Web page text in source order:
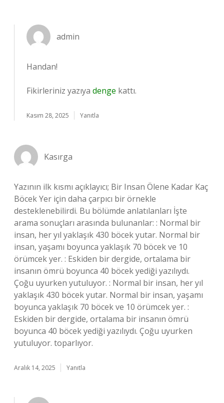
admin
Handan!
Fikirleriniz yazıya denge kattı.
Kasım 28, 2025 Yanıtla
Kasırga
Yazının ilk kısmı açıklayıcı; Bir Insan Ölene Kadar Kaç
Böcek Yer için daha çarpıcı bir örnekle
desteklenebilirdi. Bu bölümde anlatılanları İşte
arama sonuçları arasında bulunanlar: : Normal bir
insan, her yıl yaklaşık 430 böcek yutar. Normal bir
insan, yaşamı boyunca yaklaşık 70 böcek ve 10
örümcek yer. : Eskiden bir dergide, ortalama bir
insanın ömrü boyunca 40 böcek yediği yazılıydı.
Çoğu uyurken yutuluyor. : Normal bir insan, her yıl
yaklaşık 430 böcek yutar. Normal bir insan, yaşamı
boyunca yaklaşık 70 böcek ve 10 örümcek yer. :
Eskiden bir dergide, ortalama bir insanın ömrü
boyunca 40 böcek yediği yazılıydı. Çoğu uyurken
yutuluyor. toparlıyor.
Aralık 14, 2025 Yanıtla